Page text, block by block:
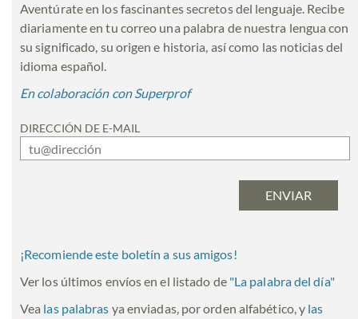
Aventúrate en los fascinantes secretos del lenguaje. Recibe
diariamente en tu correo una palabra de nuestra lengua con
su significado, su origen e historia, así como las noticias del
idioma español.
En colaboración con Superprof
DIRECCIÓN DE E-MAIL
¡Recomiende este boletín a sus amigos!
Ver los últimos envíos en el listado de "La palabra del día"
Vea las palabras ya enviadas, por orden alfabético, y las